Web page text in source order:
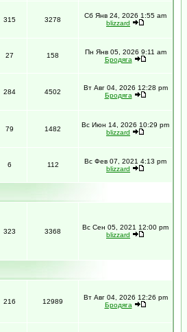
315 3278
Сб Янв 24, 2026 1:55 am
blizzard
27 158
Пн Янв 05, 2026 9:11 am
Бродяга
284 4502
Вт Авг 04, 2026 12:28 pm
Бродяга
79 1482
Вс Июн 14, 2026 10:29 pm
blizzard
6 112
Вс Фев 07, 2021 4:13 pm
blizzard
323 3368
Вс Сен 05, 2021 12:00 pm
blizzard
216 12989
Вт Авг 04, 2026 12:26 pm
Бродяга